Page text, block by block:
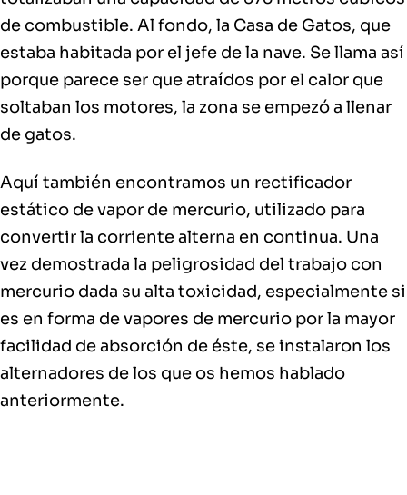
de combustible. Al fondo, la Casa de Gatos, que
estaba habitada por el jefe de la nave. Se llama así
porque parece ser que atraídos por el calor que
soltaban los motores, la zona se empezó a llenar
de gatos.
Aquí también encontramos un rectificador
estático de vapor de mercurio, utilizado para
convertir la corriente alterna en continua. Una
vez demostrada la peligrosidad del trabajo con
mercurio dada su alta toxicidad, especialmente si
es en forma de vapores de mercurio por la mayor
facilidad de absorción de éste, se instalaron los
alternadores de los que os hemos hablado
anteriormente.